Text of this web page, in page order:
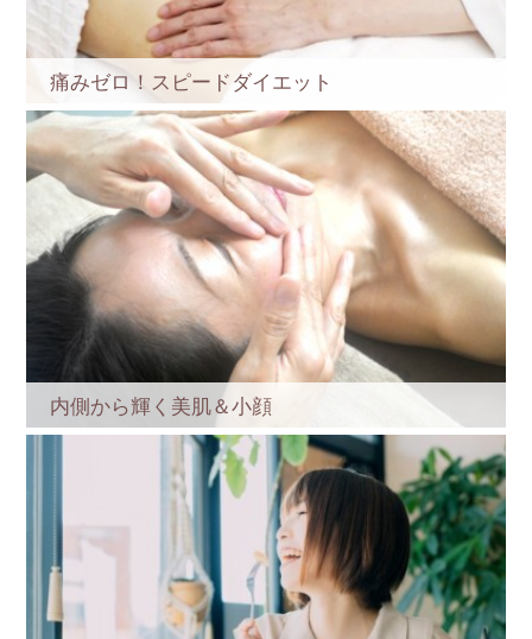
痛みゼロ！スピードダイエット
内側から輝く美肌＆小顔